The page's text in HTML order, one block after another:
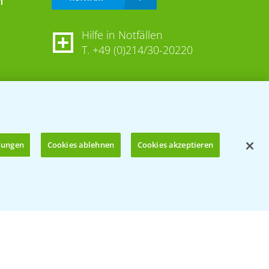
Hilfe in Notfällen
T. +49 (0)214/30-20220
Cookies ablehnen Cookies akzeptieren